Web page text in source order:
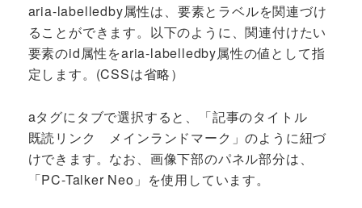
aria-labelledby属性は、要素とラベルを関連づけ
ることができます。以下のように、関連付けたい
要素のid属性をaria-labelledby属性の値として指
定します。(CSSは省略）
aタグにタブで選択すると、「記事のタイトル
既読リンク メインランドマーク」のように紐づ
けできます。なお、画像下部のパネル部分は、
「PC-Talker Neo」を使用しています。